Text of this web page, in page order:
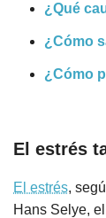
¿Qué
¿Cómo
¿Cómo
El estrés
El estrés,
Hans Selye,